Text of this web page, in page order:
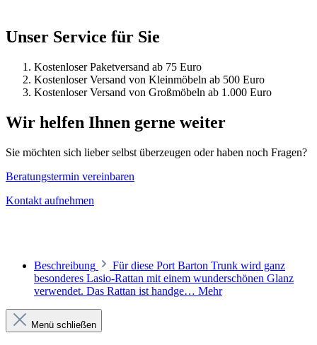
Unser Service für Sie
Kostenloser Paketversand ab 75 Euro
Kostenloser Versand von Kleinmöbeln ab 500 Euro
Kostenloser Versand von Großmöbeln ab 1.000 Euro
Wir helfen Ihnen gerne weiter
Sie möchten sich lieber selbst überzeugen oder haben noch Fragen?
Beratungstermin vereinbaren
Kontakt aufnehmen
Beschreibung
Für diese Port Barton Trunk wird ganz
besonderes Lasio-Rattan mit einem wunderschönen Glanz
verwendet. Das Rattan ist handge… Mehr
Menü schließen